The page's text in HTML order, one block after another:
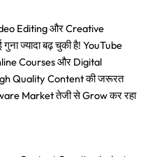
Editing और Creative
ज्यादा बढ़ चुकी है! YouTube
Courses और Digital
Quality Content की जरूरत
Market तेजी से Grow कर रहा